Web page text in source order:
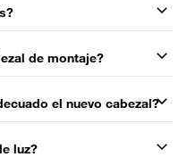
de montaje?
el nuevo cabezal?
luz?